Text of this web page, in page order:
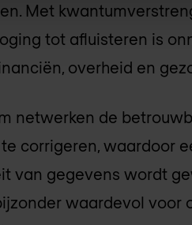
Met
tot afluisteren is
overheid en
netwerken de
corrigeren, waardoor
van gegevens wordt
waardevol voor